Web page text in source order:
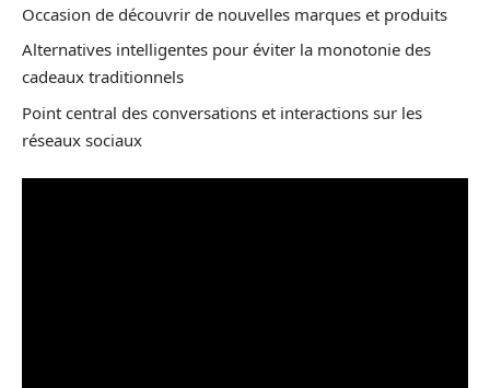
Occasion de découvrir de nouvelles marques et produits
Alternatives intelligentes pour éviter la monotonie des
cadeaux traditionnels
Point central des conversations et interactions sur les
réseaux sociaux